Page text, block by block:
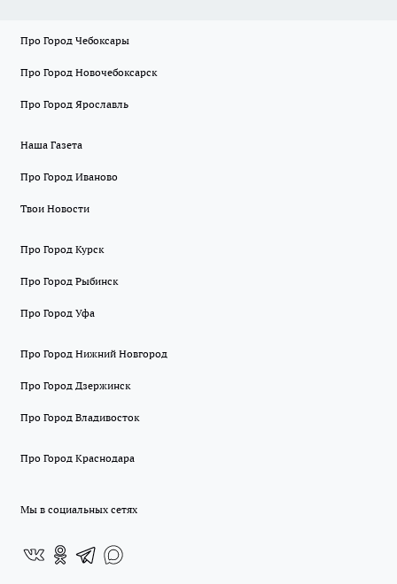
Про Город Чебоксары
Про Город Новочебоксарск
Про Город Ярославль
Наша Газета
Про Город Иваново
Твои Новости
Про Город Курск
Про Город Рыбинск
Про Город Уфа
Про Город Нижний Новгород
Про Город Дзержинск
Про Город Владивосток
Про Город Краснодара
Мы в социальных сетях